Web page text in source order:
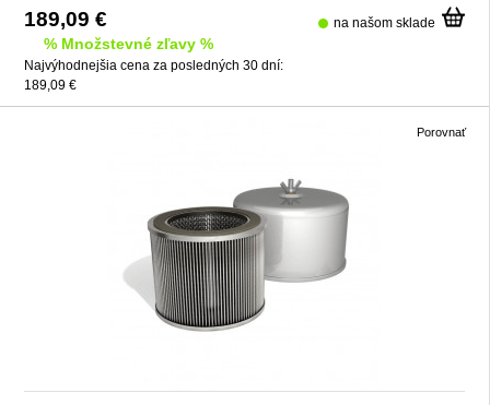
189,09 € na našom sklade
% Množstevné zľavy %
Najvýhodnejšia cena za posledných 30 dní:
189,09 €
Porovnať